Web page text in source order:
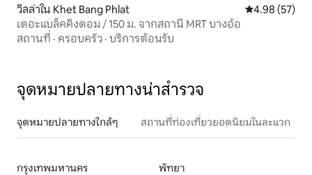
วิลล่าใน Khet Bang Phlat คะแนนเฉลี่ย
4.98 (57)
เดอะแบล็คคิงดอม / 150 ม. จากสถานี MRT บางอ้อ
สถานที่ · ครอบครัว · บริการต้อนรับ
จุดหมายปลายทางน่าสำรวจ
จุดหมายปลายทางใกล้ๆ สถานที่ท่องเที่ยวยอดนิยมในละแวก
กรุงเทพมหานคร
พัทยา